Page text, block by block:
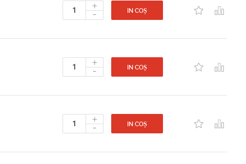
+
- IN COȘ
+
- IN COȘ
+
- IN COȘ